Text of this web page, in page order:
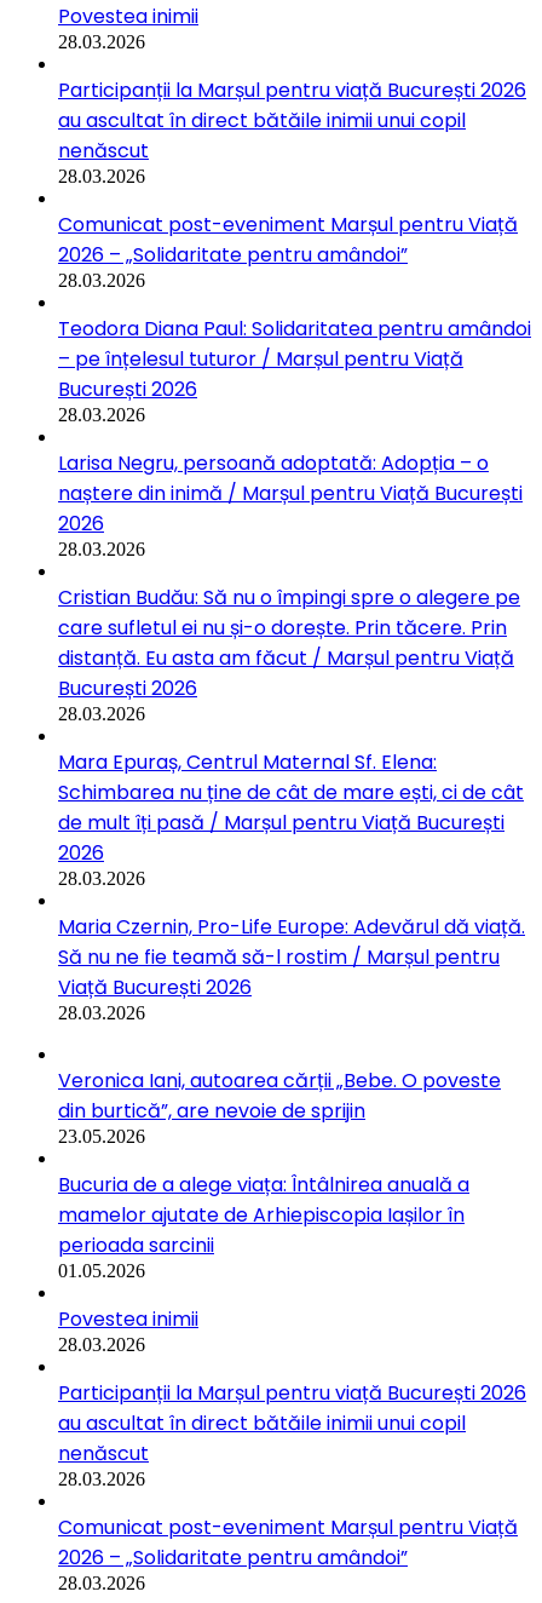
Povestea inimii
28.03.2026
Participanții la Marșul pentru viață București 2026
au ascultat în direct bătăile inimii unui copil
nenăscut
28.03.2026
Comunicat post-eveniment Marșul pentru Viață
2026 – „Solidaritate pentru amândoi”
28.03.2026
Teodora Diana Paul: Solidaritatea pentru amândoi
– pe înțelesul tuturor / Marșul pentru Viață
București 2026
28.03.2026
Larisa Negru, persoană adoptată: Adopția – o
naștere din inimă / Marșul pentru Viață București
2026
28.03.2026
Cristian Budău: Să nu o împingi spre o alegere pe
care sufletul ei nu și-o dorește. Prin tăcere. Prin
distanță. Eu asta am făcut / Marșul pentru Viață
București 2026
28.03.2026
Mara Epuraș, Centrul Maternal Sf. Elena:
Schimbarea nu ține de cât de mare ești, ci de cât
de mult îți pasă / Marșul pentru Viață București
2026
28.03.2026
Maria Czernin, Pro-Life Europe: Adevărul dă viață.
Să nu ne fie teamă să-l rostim / Marșul pentru
Viață București 2026
28.03.2026
Veronica Iani, autoarea cărții „Bebe. O poveste
din burtică”, are nevoie de sprijin
23.05.2026
Bucuria de a alege viața: Întâlnirea anuală a
mamelor ajutate de Arhiepiscopia Iașilor în
perioada sarcinii
01.05.2026
Povestea inimii
28.03.2026
Participanții la Marșul pentru viață București 2026
au ascultat în direct bătăile inimii unui copil
nenăscut
28.03.2026
Comunicat post-eveniment Marșul pentru Viață
2026 – „Solidaritate pentru amândoi”
28.03.2026